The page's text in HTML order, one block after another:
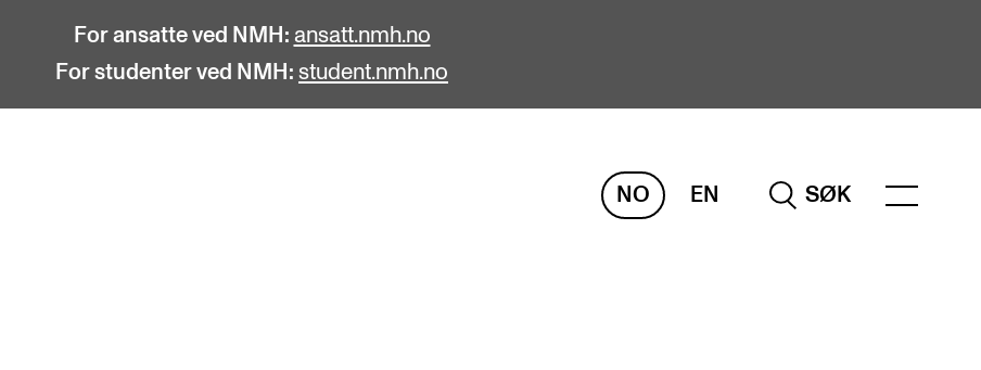
For ansatte ved NMH: ansatt.nmh.no
For studenter ved NMH: student.nmh.no
NO EN
SØK